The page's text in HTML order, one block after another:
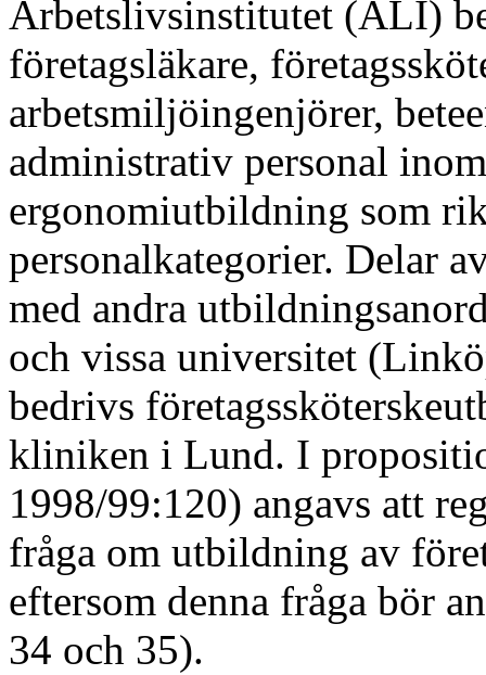
Arbetslivsinstitutet (ALI)
företagsläkare,
arbetsmiljöingenjörer,
administrativ personal
ergonomiutbildning som
personalkategorier. Delar
med andra
och vissa universitet
bedrivs
kliniken i Lund. I
1998/99:120) angavs att
fråga om utbildning av
eftersom denna fråga bör
34 och 35).